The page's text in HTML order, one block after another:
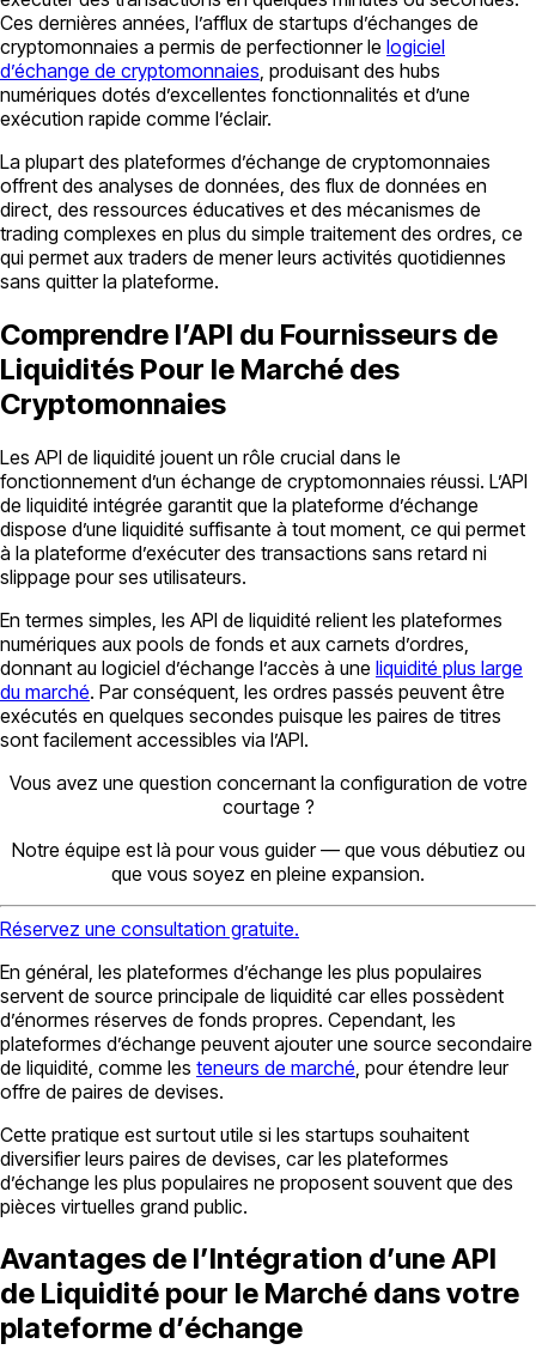
Ces dernières années, l’afflux de startups d’échanges de
cryptomonnaies a permis de perfectionner le logiciel
d’échange de cryptomonnaies , produisant des hubs
numériques dotés d’excellentes fonctionnalités et d’une
exécution rapide comme l’éclair.
La plupart des plateformes d’échange de cryptomonnaies
offrent des analyses de données, des flux de données en
direct, des ressources éducatives et des mécanismes de
trading complexes en plus du simple traitement des ordres, ce
qui permet aux traders de mener leurs activités quotidiennes
sans quitter la plateforme.
Comprendre l’API du Fournisseurs de
Liquidités Pour le Marché des
Cryptomonnaies
Les API de liquidité jouent un rôle crucial dans le
fonctionnement d’un échange de cryptomonnaies réussi. L’API
de liquidité intégrée garantit que la plateforme d’échange
dispose d’une liquidité suffisante à tout moment, ce qui permet
à la plateforme d’exécuter des transactions sans retard ni
slippage pour ses utilisateurs.
En termes simples, les API de liquidité relient les plateformes
numériques aux pools de fonds et aux carnets d’ordres,
donnant au logiciel d’échange l’accès à une liquidité plus large
du marché. Par conséquent, les ordres passés peuvent être
exécutés en quelques secondes puisque les paires de titres
sont facilement accessibles via l’API.
Vous avez une question concernant la configuration de votre
courtage ?
Notre équipe est là pour vous guider — que vous débutiez ou
que vous soyez en pleine expansion.
Réservez une consultation gratuite.
En général, les plateformes d’échange les plus populaires
servent de source principale de liquidité car elles possèdent
d’énormes réserves de fonds propres. Cependant, les
plateformes d’échange peuvent ajouter une source secondaire
de liquidité, comme les teneurs de marché , pour étendre leur
offre de paires de devises.
Cette pratique est surtout utile si les startups souhaitent
diversifier leurs paires de devises, car les plateformes
d’échange les plus populaires ne proposent souvent que des
pièces virtuelles grand public.
Avantages de l’Intégration d’une API
de Liquidité pour le Marché dans votre
plateforme d’échange